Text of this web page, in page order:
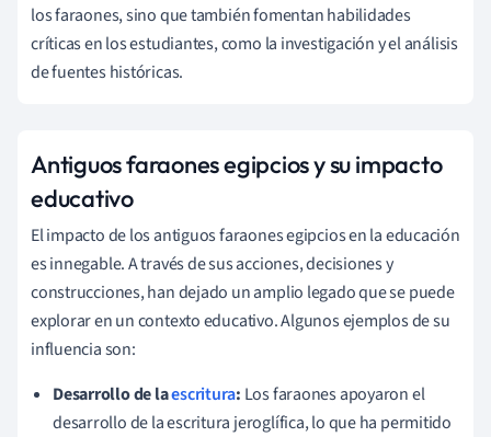
los faraones, sino que también fomentan habilidades
críticas en los estudiantes, como la investigación y el análisis
de fuentes históricas.
Antiguos faraones egipcios y su impacto
educativo
El impacto de los antiguos faraones egipcios en la educación
es innegable. A través de sus acciones, decisiones y
construcciones, han dejado un amplio legado que se puede
explorar en un contexto educativo. Algunos ejemplos de su
influencia son:
Desarrollo de laescritura: Los faraones apoyaron el
desarrollo de la escritura jeroglífica, lo que ha permitido